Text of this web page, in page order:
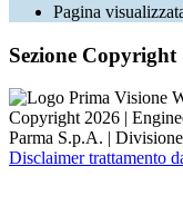
Pagina
Sezione Copyright
Copyright 2026 |
Parma S.p.A. |
Disclaimer trattamento